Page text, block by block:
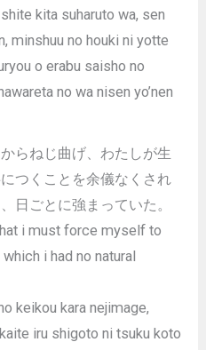
kita suharuto wa, sen
minshuu no houki ni yotte
o erabu saisho no
no wa nisen yo’nen
らねじ曲げ、わたしが生
つくことを余儀なくされ
日ごとに強まっていた。
i must force myself to
i had no natural
keikou kara nejimage,
iru shigoto ni tsuku koto